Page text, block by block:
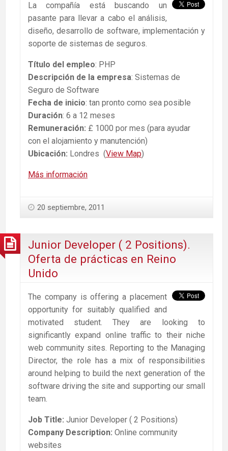
La compañía está buscando un
pasante para llevar a cabo el análisis,
diseño, desarrollo de software, implementación y
soporte de sistemas de seguros.
Título del empleo: PHP
Descripción de la empresa: Sistemas de
Seguro de Software
Fecha de inicio: tan pronto como sea posible
Duración: 6 a 12 meses
Remuneración: £ 1000 por mes (para ayudar
con el alojamiento y manutención)
Ubicación: Londres (View Map)
Más información
20 septiembre, 2011
Junior Developer ( 2 Positions).
Oferta de prácticas en Reino
Unido
The company is offering a placement
opportunity for suitably qualified and
motivated student. They are looking to
significantly expand online traffic to their niche
web community sites. Reporting to the Managing
Director, the role has a mix of responsibilities
around helping to build the next generation of the
software driving the site and supporting our small
team.
Job Title: Junior Developer ( 2 Positions)
Company Description: Online community
websites